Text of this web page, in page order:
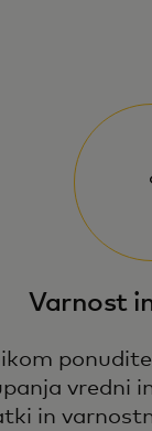
Varnost
vredni
in